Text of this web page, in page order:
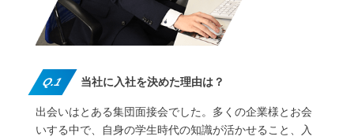
Q.1 当社に入社を決めた理由は？
出会いはとある集団面接会でした。多くの企業様とお会
いする中で、自身の学生時代の知識が活かせること、入